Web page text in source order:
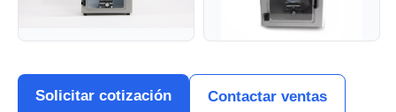
Solicitar cotización Contactar ventas